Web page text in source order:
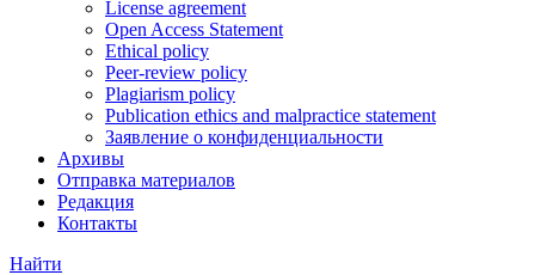
License agreement
Open Access Statement
Ethical policy
Peer-review policy
Plagiarism policy
Publication ethics and malpractice statement
Заявление о конфиденциальности
Архивы
Отправка материалов
Редакция
Контакты
Найти